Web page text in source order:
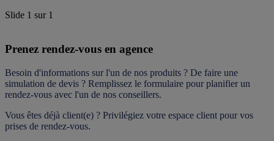
Slide 1 sur 1
Prenez rendez-vous en agence
Besoin d'informations sur l'un de nos produits ? De faire une
simulation de devis ? Remplissez le formulaire pour planifier un
rendez-vous avec l'un de nos conseillers.
Vous êtes déjà client(e) ? Privilégiez votre espace client pour vos
prises de rendez-vous.